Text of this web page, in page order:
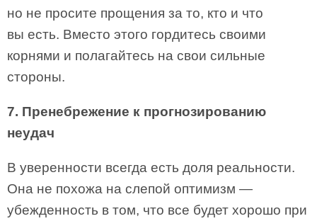
но не просите прощения за то, кто и что
вы есть. Вместо этого гордитесь своими
корнями и полагайтесь на свои сильные
стороны.
7. Пренебрежение к прогнозированию
неудач
В уверенности всегда есть доля реальности.
Она не похожа на слепой оптимизм —
убежденность в том, что все будет хорошо при